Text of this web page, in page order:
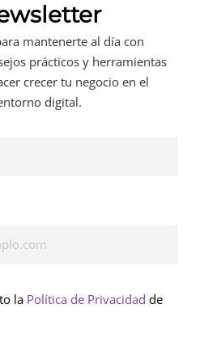
mantenerte al día con
prácticos y herramientas
crecer tu negocio en el
digital.
la Política de Privacidad de